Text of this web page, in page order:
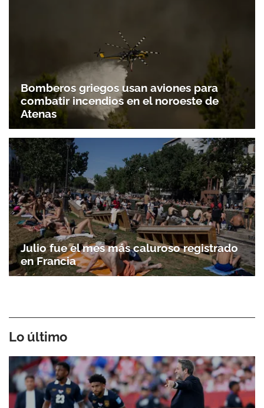
Bomberos griegos usan aviones para
combatir incendios en el noroeste de
Atenas
Julio fue el mes más caluroso registrado
en Francia
Lo último